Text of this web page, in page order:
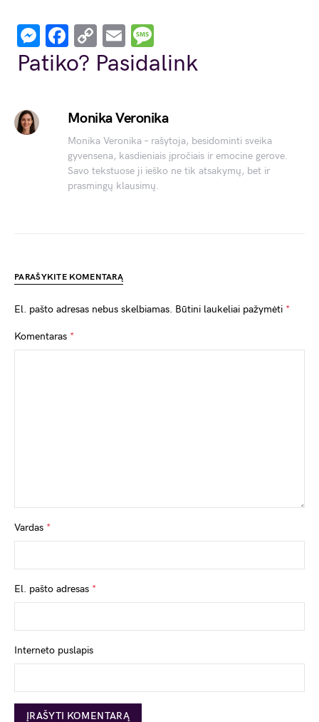
Messenger
Facebook
Copy
Link
Email
Patiko? Pasidalink
Monika Veronika
Monika Veronika – rašytoja, besidominti sveika
gyvensena, kasdieniais įpročiais ir emocine gerove.
Savo tekstuose ji ieško ne tik atsakymų, bet ir
prasmingų klausimų.
PARAŠYKITE KOMENTARĄ
El. pašto adresas nebus skelbiamas. Būtini laukeliai pažymėti *
Komentaras *
Vardas *
El. pašto adresas *
Interneto puslapis